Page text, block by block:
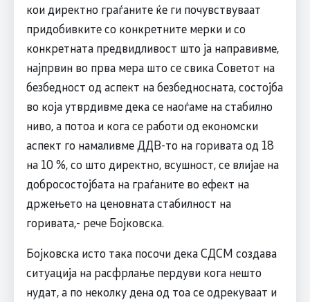
кои директно граѓаните ќе ги почувствуваат
придобивките со конкретните мерки и со
конкретната предвидливост што ја направивме,
најпрвин во прва мера што се свика Советот на
безбедност од аспект на безбедносната, состојба
во која утврдивме дека се наоѓаме на стабилно
ниво, а потоа и кога се работи од економски
аспект го намаливме ДДВ-то на горивата од 18
на 10 %, со што директно, всушност, се влијае на
добросостојбата на граѓаните во ефект на
држењето на ценовната стабилност на
горивата,- рече Бојковска.
Бојковска исто така посочи дека СДСМ создава
ситуација на расфрлање пердуви кога нешто
нудат, а по неколку дена од тоа се одрекуваат и